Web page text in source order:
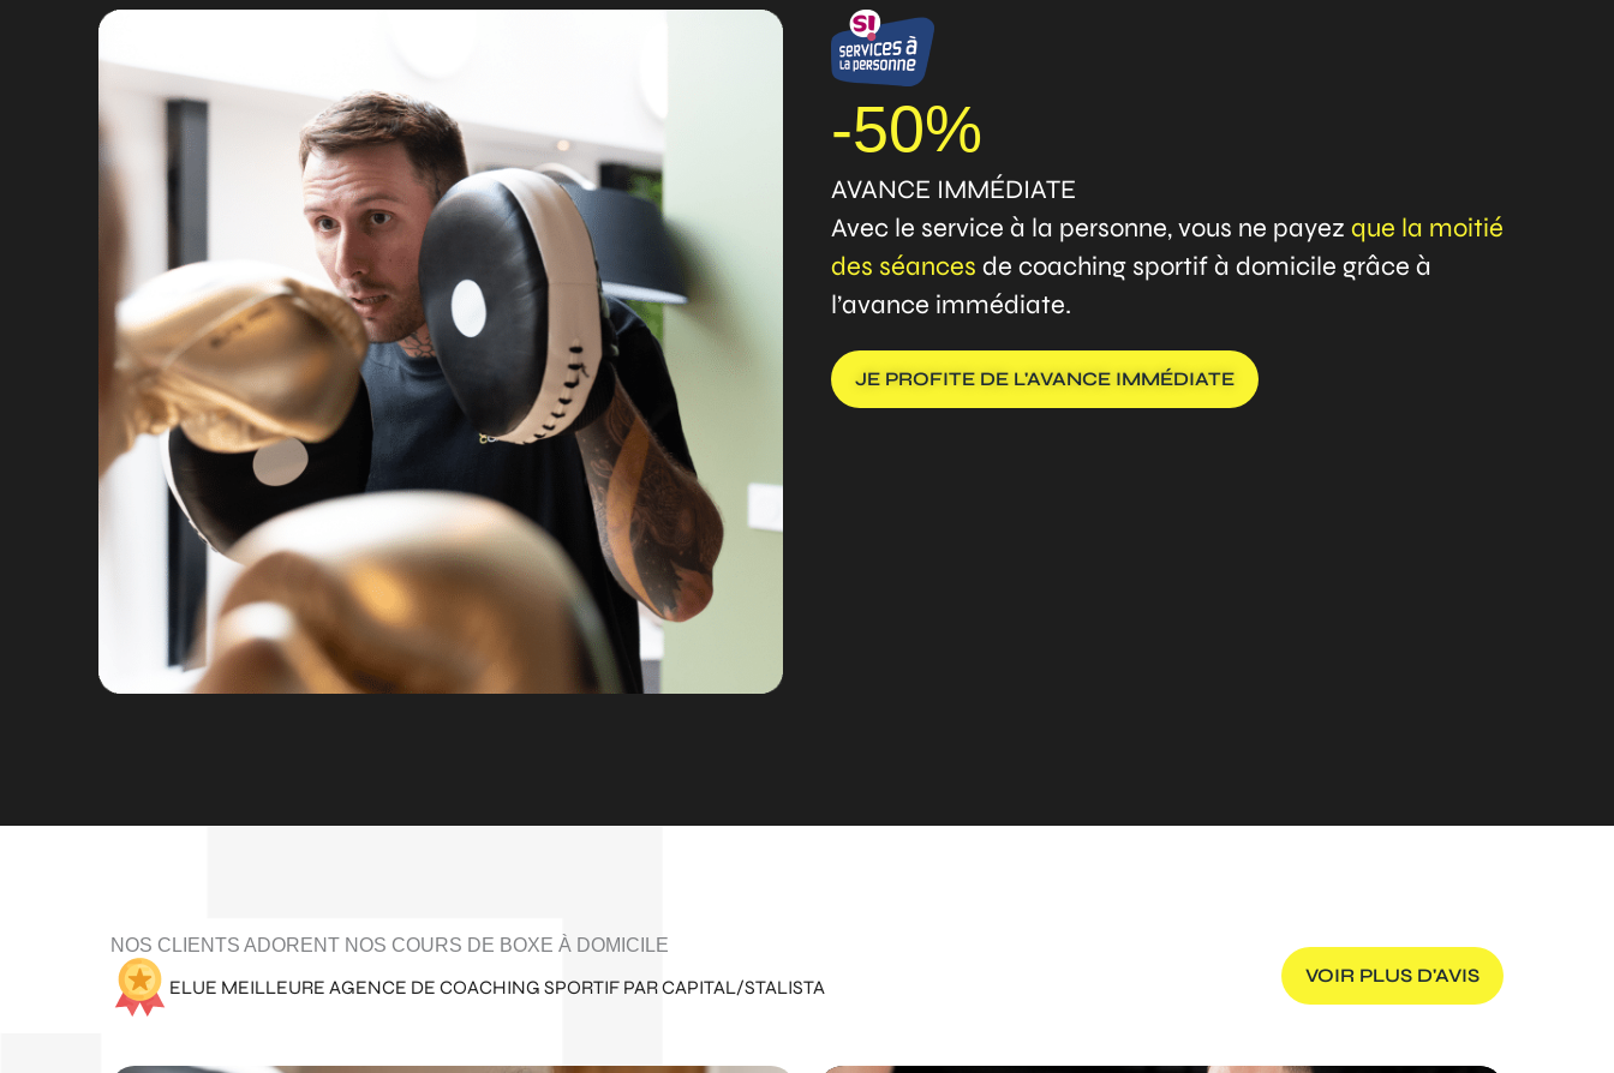
-50%
AVANCE IMMÉDIATE
Avec le service à la personne, vous ne payez que la moitié
des séances de coaching sportif à domicile grâce à
l’avance immédiate.
JE PROFITE DE L'AVANCE IMMÉDIATE
NOS CLIENTS ADORENT NOS COURS DE BOXE À DOMICILE
ELUE MEILLEURE AGENCE DE COACHING SPORTIF PAR CAPITAL/STALISTA
VOIR PLUS D'AVIS